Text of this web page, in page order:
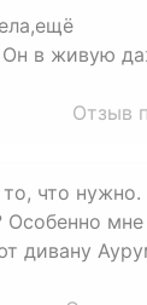
Он в живую
Отзыв
что
мне
дивану